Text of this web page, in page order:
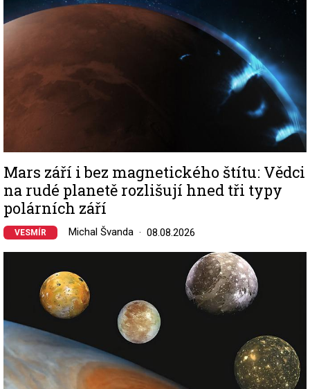
Mars září i bez magnetického štítu: Vědci
na rudé planetě rozlišují hned tři typy
polárních září
VESMÍR Michal Švanda 08.08.2026